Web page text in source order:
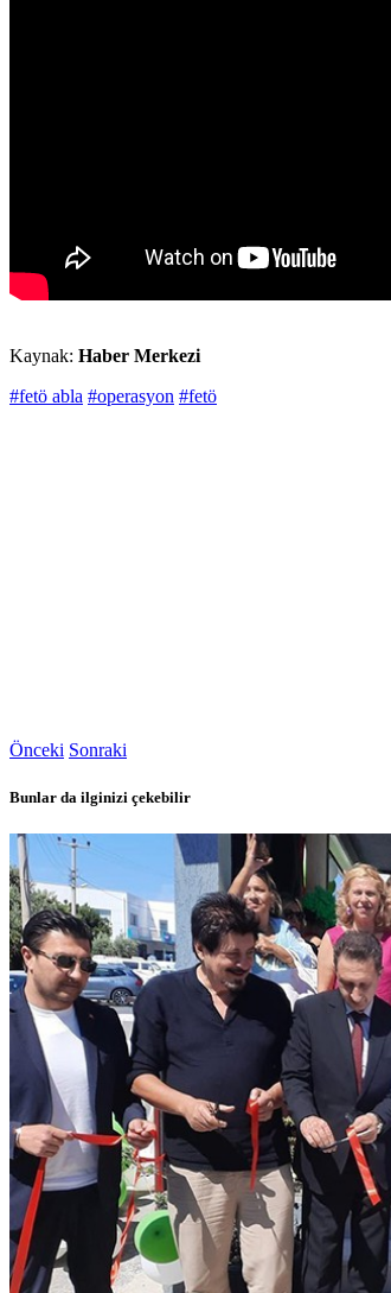
Kaynak: Haber Merkezi
#fetö abla #operasyon #fetö
Önceki Sonraki
Bunlar da ilginizi çekebilir